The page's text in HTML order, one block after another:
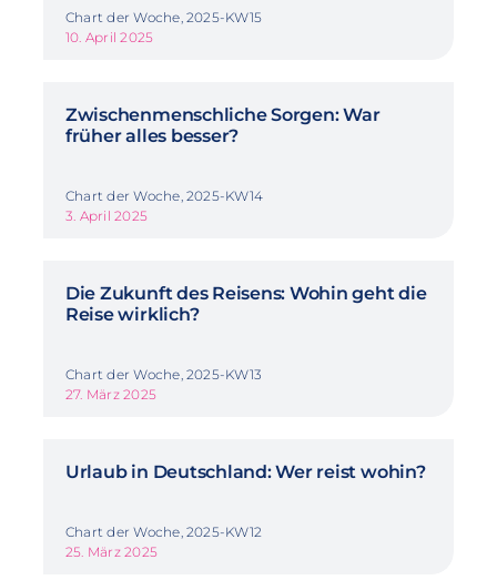
Chart der Woche, 2025-KW15
10. April 2025
Zwischenmenschliche Sorgen: War
früher alles besser?
Chart der Woche, 2025-KW14
3. April 2025
Die Zukunft des Reisens: Wohin geht die
Reise wirklich?
Chart der Woche, 2025-KW13
27. März 2025
Urlaub in Deutschland: Wer reist wohin?
Chart der Woche, 2025-KW12
25. März 2025